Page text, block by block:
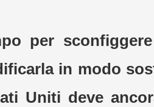
per
in modo
Uniti deve